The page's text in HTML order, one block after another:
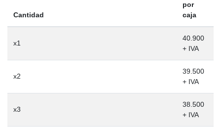
Cantidad
por
caja
x1
40.900
+ IVA
x2
39.500
+ IVA
x3
38.500
+ IVA